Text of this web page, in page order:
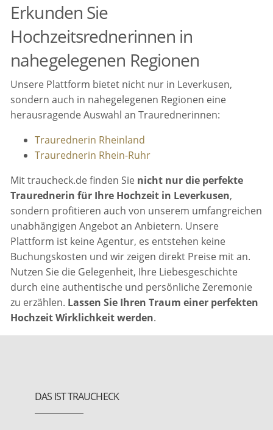
Erkunden Sie
Hochzeitsrednerinnen in
nahegelegenen Regionen
Unsere Plattform bietet nicht nur in Leverkusen,
sondern auch in nahegelegenen Regionen eine
herausragende Auswahl an Traurednerinnen:
Traurednerin Rheinland
Traurednerin Rhein-Ruhr
Mit traucheck.de finden Sie nicht nur die perfekte
Traurednerin für Ihre Hochzeit in Leverkusen,
sondern profitieren auch von unserem umfangreichen
unabhängigen Angebot an Anbietern. Unsere
Plattform ist keine Agentur, es entstehen keine
Buchungskosten und wir zeigen direkt Preise mit an.
Nutzen Sie die Gelegenheit, Ihre Liebesgeschichte
durch eine authentische und persönliche Zeremonie
zu erzählen. Lassen Sie Ihren Traum einer perfekten
Hochzeit Wirklichkeit werden.
DAS IST TRAUCHECK